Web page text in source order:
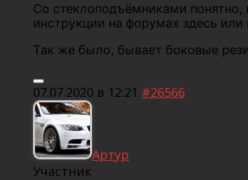
Со стеклоподъёмниками
инструкции на форумах здесь или
Так же было, бывает боковые
07.07.2020 в 12:21 #26566
Артур
Участник